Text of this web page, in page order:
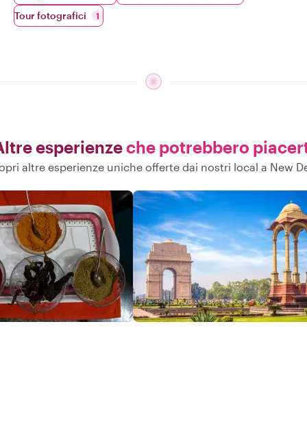
Tour fotografici 1
esperienzeche potrebbero
altre esperienze uniche offerte dai nostri local a New